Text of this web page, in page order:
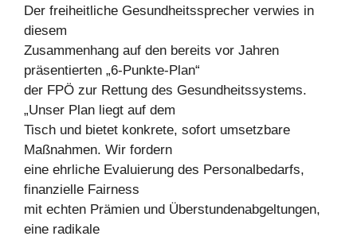
Der freiheitliche Gesundheitssprecher verwies in
diesem
Zusammenhang auf den bereits vor Jahren
präsentierten „6-Punkte-Plan“
der FPÖ zur Rettung des Gesundheitssystems.
„Unser Plan liegt auf dem
Tisch und bietet konkrete, sofort umsetzbare
Maßnahmen. Wir fordern
eine ehrliche Evaluierung des Personalbedarfs,
finanzielle Fairness
mit echten Prämien und Überstundenabgeltungen,
eine radikale